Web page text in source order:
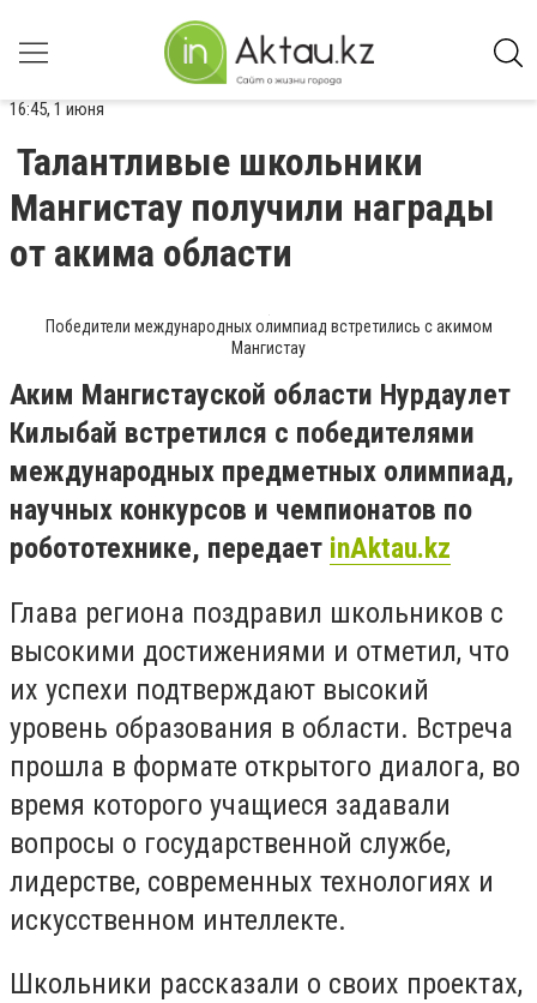
16:45, 1 июня
Талантливые школьники
Мангистау получили награды
от акима области
Победители международных олимпиад встретились с акимом
Мангистау
Аким Мангистауской области Нурдаулет
Килыбай встретился с победителями
международных предметных олимпиад,
научных конкурсов и чемпионатов по
робототехнике, передает inAktau.kz
Глава региона поздравил школьников с
высокими достижениями и отметил, что
их успехи подтверждают высокий
уровень образования в области. Встреча
прошла в формате открытого диалога, во
время которого учащиеся задавали
вопросы о государственной службе,
лидерстве, современных технологиях и
искусственном интеллекте.
Школьники рассказали о своих проектах,